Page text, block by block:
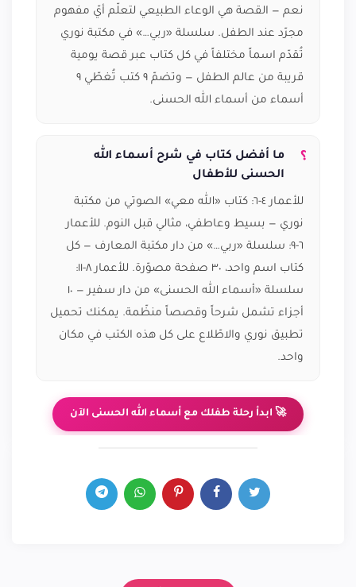
نعم — القصة هي الوعاء الطبيعي لتعلّم أيّ مفهوم
مجرّد عند الطفل. سلسلة «ربي…» في مكتبة نوري
تُقدّم اسماً مختلفاً في كل كتاب عبر قصة يومية
قريبة من عالم الطفل — وتضمّ ٩ كتب تُغطّي ٩
أسماء من أسماء الله الحسنى.
ما أفضل كتاب في شرح أسماء الله
الحسنى للأطفال
للأعمار ٤-٦: كتاب «الله معي» الصوتي من مكتبة
نوري — بسيط وعاطفي، مثالي قبل النوم. للأعمار
٦-٩: سلسلة «ربي…» من دار مكتبة المعارف — كل
كتاب اسم واحد، ٣٠ صفحة مصوّرة. للأعمار ٨-١١:
سلسلة «أسماء الله الحسنى» من دار سفير — ١٠
أجزاء تشمل شرحاً وقصصاً منظّمة. يمكنك تحميل
تطبيق نوري والاطّلاع على كل هذه الكتب في مكان
واحد.
🚀 ابدأ رحلة طفلك مع أسماء الله الحسنى الآن